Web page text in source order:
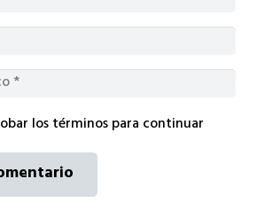
los términos para continuar